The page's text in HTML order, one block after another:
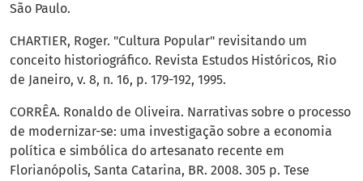
São Paulo.
CHARTIER, Roger. "Cultura Popular" revisitando um
conceito historiográfico. Revista Estudos Históricos, Rio
de Janeiro, v. 8, n. 16, p. 179-192, 1995.
CORRÊA. Ronaldo de Oliveira. Narrativas sobre o processo
de modernizar-se: uma investigação sobre a economia
política e simbólica do artesanato recente em
Florianópolis, Santa Catarina, BR. 2008. 305 p. Tese